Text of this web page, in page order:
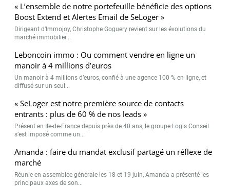
« L’ensemble de notre portefeuille bénéficie des options
Boost Extend et Alertes Email de SeLoger »
Dirigeant d’Immojoy, Christophe Goguery revient sur les évolutions du
marché immobilier...
Leboncoin immo : Ou comment vendre en ligne un
manoir à 4 millions d’euros
Un manoir à 4 millions d’euros, confié à une agence 100 % en ligne, et
diffusé sur un seul...
« SeLoger est notre première source de contacts
entrants : plus de 60 % de nos leads »
Présent en Ile-de-France depuis près de 40 ans, le groupe Logis Conseil
s’est imposé comme un...
Amanda : faire du mandat exclusif partagé un réflexe de
marché
Réunie en assemblée générale les 18 et 19 juin, Amanda a présenté les
principaux axes de son...